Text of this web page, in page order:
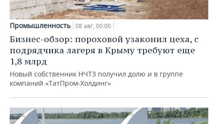
Промышленность 08 авг, 00:00
Бизнес-обзор: пороховой узаконил цеха, с
подрядчика лагеря в Крыму требуют еще
1,8 млрд
Новый собственник НЧТЗ получил долю и в группе
компаний «ТатПром-Холдинг»